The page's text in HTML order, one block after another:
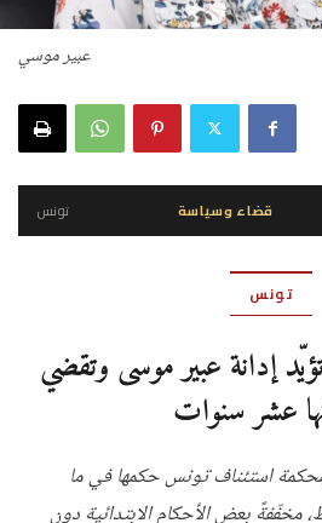
عبير موسي
قضاء وسياسة تونس
تونس
إدانة عبير موسى وتقضي
عشر سنوات
استئناف تونس حكمها في ما
بعض الأحكام الابتدائية دون